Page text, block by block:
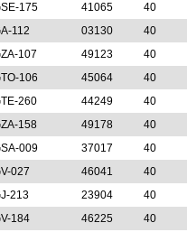
175 41065 40
112 03130 40
107 49123 40
106 45064 40
260 44249 40
158 49178 40
009 37017 40
027 46041 40
213 23904 40
184 46225 40